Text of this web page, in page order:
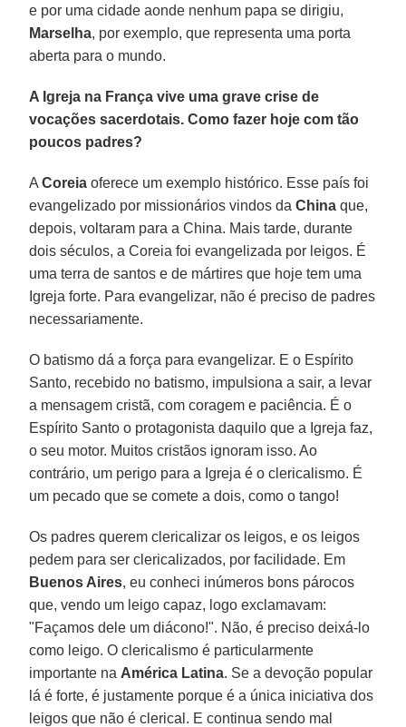
e por uma cidade aonde nenhum papa se dirigiu,
Marselha, por exemplo, que representa uma porta
aberta para o mundo.
A Igreja na França vive uma grave crise de
vocações sacerdotais. Como fazer hoje com tão
poucos padres?
ACoreia oferece um exemplo histórico. Esse país foi
evangelizado por missionários vindos daChina que,
depois, voltaram para a China. Mais tarde, durante
dois séculos, a Coreia foi evangelizada por leigos. É
uma terra de santos e de mártires que hoje tem uma
Igreja forte. Para evangelizar, não é preciso de padres
necessariamente.
O batismo dá a força para evangelizar. E o Espírito
Santo, recebido no batismo, impulsiona a sair, a levar
a mensagem cristã, com coragem e paciência. É o
Espírito Santo o protagonista daquilo que a Igreja faz,
o seu motor. Muitos cristãos ignoram isso. Ao
contrário, um perigo para a Igreja é o clericalismo. É
um pecado que se comete a dois, como o tango!
Os padres querem clericalizar os leigos, e os leigos
pedem para ser clericalizados, por facilidade. Em
Buenos Aires, eu conheci inúmeros bons párocos
que, vendo um leigo capaz, logo exclamavam:
"Façamos dele um diácono!". Não, é preciso deixá-lo
como leigo. O clericalismo é particularmente
importante na América Latina. Se a devoção popular
lá é forte, é justamente porque é a única iniciativa dos
leigos que não é clerical. E continua sendo mal